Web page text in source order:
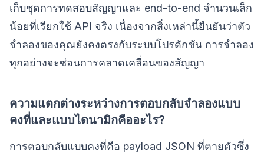
เก็บชุดการทดสอบสัญญาและ end-to-end จำนวนเล็ก
น้อยที่เรียกใช้ API จริง เนื่องจากสิ่งเหล่านี้ยืนยันว่าตัว
จำลองของคุณยังคงตรงกับระบบโปรดักชัน การจำลอง
ทุกอย่างจะซ่อนการคลาดเคลื่อนของสัญญา
ความแตกต่างระหว่างการตอบกลับจำลองแบบ
คงที่และแบบไดนามิกคืออะไร?
การตอบกลับแบบคงที่คือ payload JSON ที่ตายตัวซึ่ง